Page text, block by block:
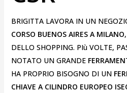
BRIGITTA LAVORA IN UN
CORSO BUENOS AIRES A MILANO
DELLO SHOPPING. PIù VOLTE,
NOTATO UN GRANDE
HA PROPRIO BISOGNO DI UN
CHIAVE A CILINDRO EUROPEO